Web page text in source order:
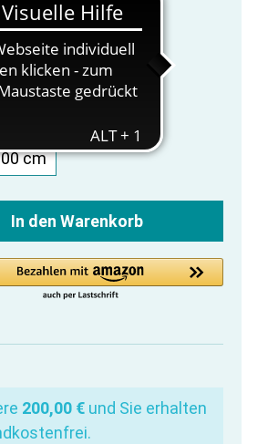
Werktage
cm
In den Warenkorb
200,00 € und Sie erhalten